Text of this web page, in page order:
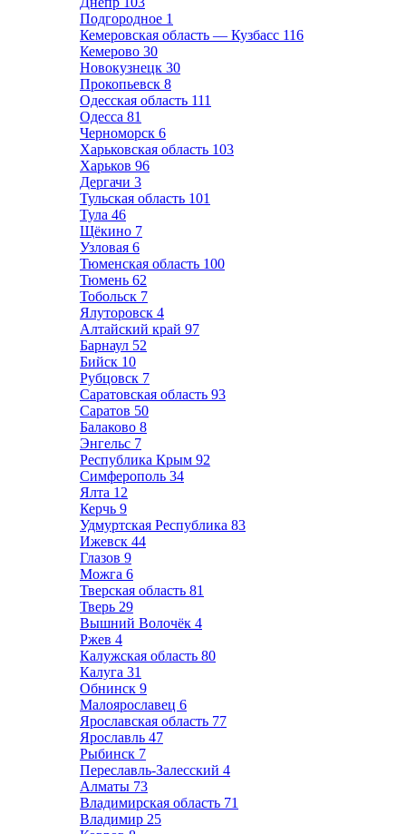
Подгородное 1
Кемеровская область — Кузбасс 116
Кемерово 30
Новокузнецк 30
Прокопьевск 8
Одесская область 111
Одесса 81
Черноморск 6
Харьковская область 103
Харьков 96
Дергачи 3
Тульская область 101
Тула 46
Щёкино 7
Узловая 6
Тюменская область 100
Тюмень 62
Тобольск 7
Ялуторовск 4
Алтайский край 97
Барнаул 52
Бийск 10
Рубцовск 7
Саратовская область 93
Саратов 50
Балаково 8
Энгельс 7
Республика Крым 92
Симферополь 34
Ялта 12
Керчь 9
Удмуртская Республика 83
Ижевск 44
Глазов 9
Можга 6
Тверская область 81
Тверь 29
Вышний Волочёк 4
Ржев 4
Калужская область 80
Калуга 31
Обнинск 9
Малоярославец 6
Ярославская область 77
Ярославль 47
Рыбинск 7
Переславль-Залесский 4
Алматы 73
Владимирская область 71
Владимир 25